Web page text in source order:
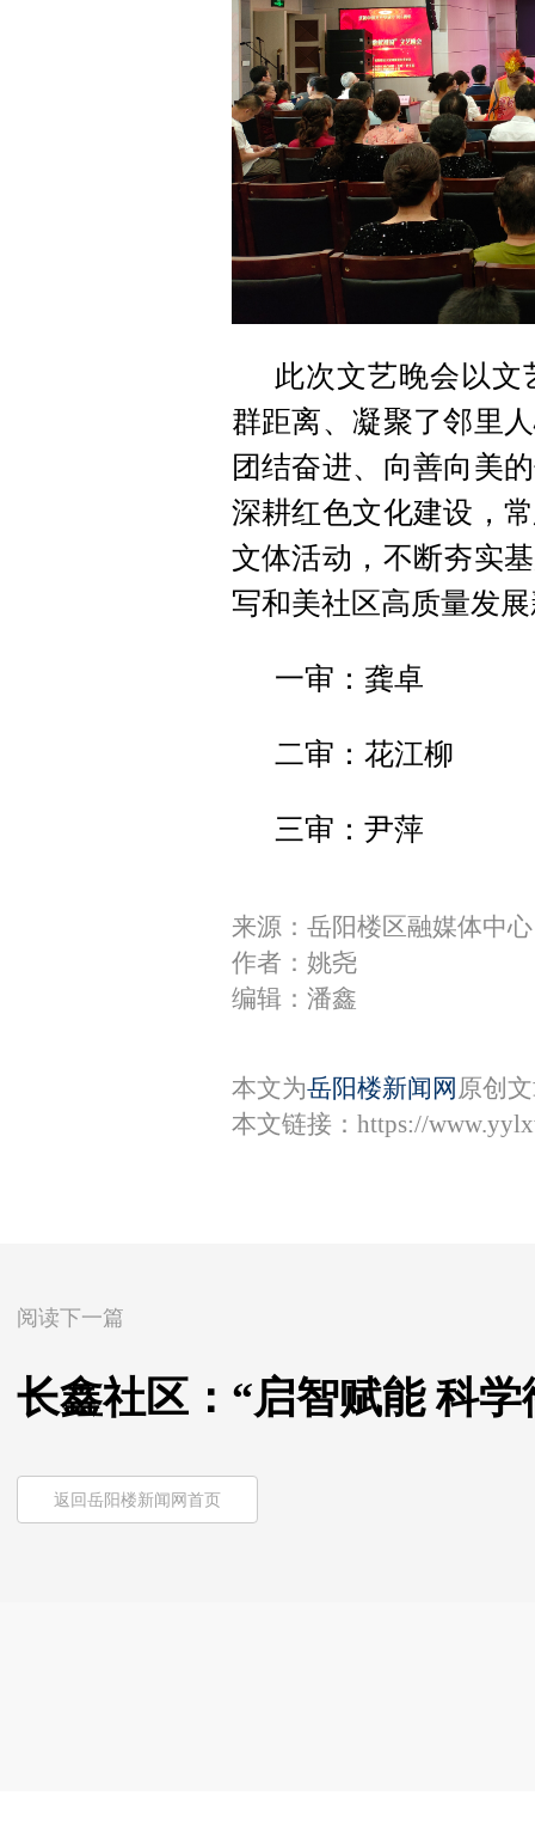
此次文艺晚会以
群距离、凝聚了邻里
团结奋进、向善向美
深耕红色文化建设，
文体活动，不断夯实
写和美社区高质量发
一审：龚卓
二审：花江柳
三审：尹萍
来源：岳阳楼区融媒体中心
作者：姚尧
编辑：潘鑫
本文为岳阳楼新闻网 原创
本文链接： https://
阅读下一篇
长鑫社区：“启智赋能 科
返回岳阳楼新闻网首页